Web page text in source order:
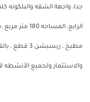
جدا، واجهة الشقه والبلكونه
مطبخ ،
والاستثمار ولجميع الأنشطه